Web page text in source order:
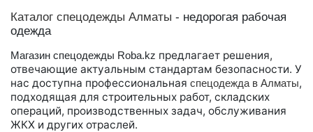
Каталог спецодежды Алматы - недорогая рабочая
одежда
Магазин спецодежды Roba.kz предлагает решения,
отвечающие актуальным стандартам безопасности. У
нас доступна профессиональная спецодежда в Алматы,
подходящая для строительных работ, складских
операций, производственных задач, обслуживания
ЖКХ и других отраслей.